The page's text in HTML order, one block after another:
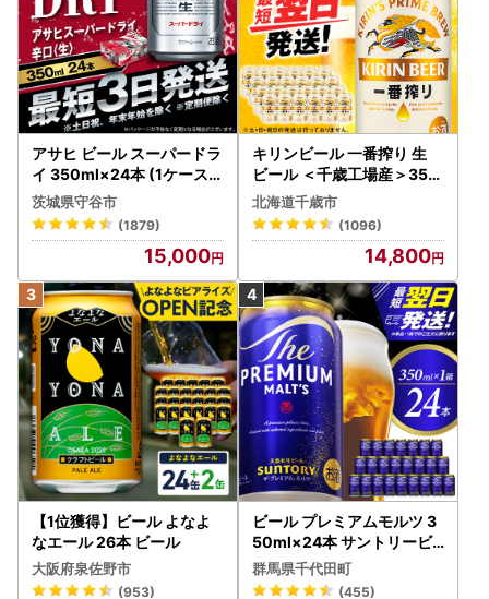
アサヒ ビール スーパードラ
イ 350ml×24本 (1ケース)
究極の辛口 ＜茨城工場＞ 缶
ビール Asahi superDRY お
酒
茨城県守谷市
(1879)
15,000
キリンビール 一番搾り 生
ビール ＜千歳工場産＞350
ml（24本）
北海道千歳市
(1096)
14,800
【1位獲得】ビール よなよ
なエール 26本 ビール
大阪府泉佐野市
(953)
ビール プレミアムモルツ 3
50ml×24本 サントリービ
ール
群馬県千代田町
(455)